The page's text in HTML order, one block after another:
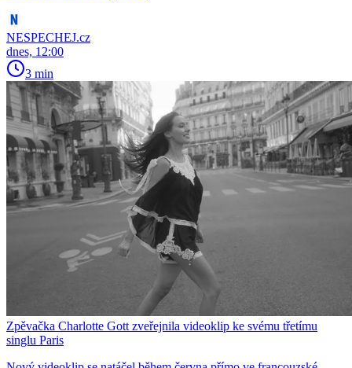
NESPECHEJ.cz
dnes, 12:00
3 min
Zpěvačka Charlotte Gott zveřejnila videoklip ke svému třetímu
singlu Paris